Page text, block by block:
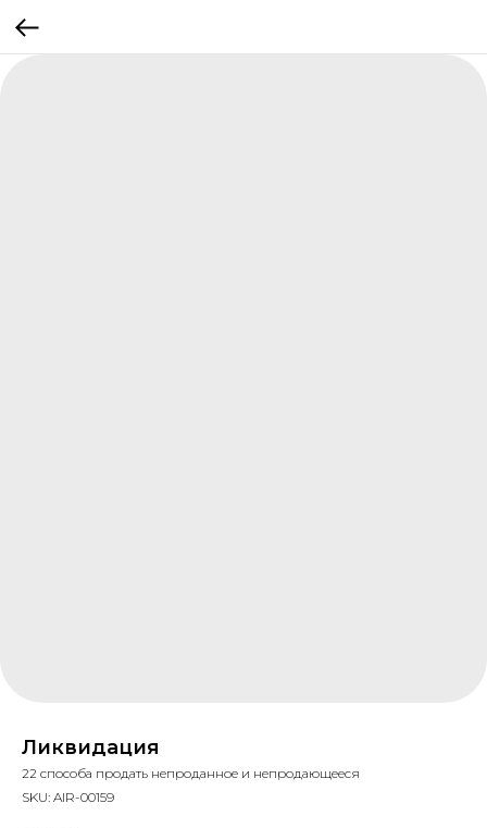
Ликвидация
22 способа продать непроданное и непродающееся
SKU: AIR-00159